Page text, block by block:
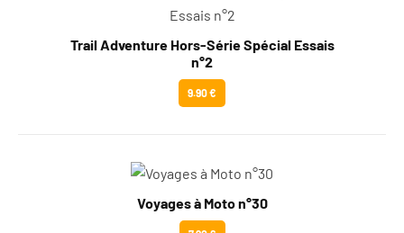
Trail Adventure Hors-Série Spécial Essais
n°2
9.90 €
Voyages à Moto n°30